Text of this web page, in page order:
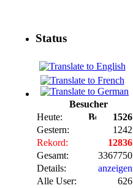
Status
Besucher
Heute:
1526
Gestern:
1242
Rekord:
12836
Gesamt:
3367750
Details:
anzeigen
Alle User:
626